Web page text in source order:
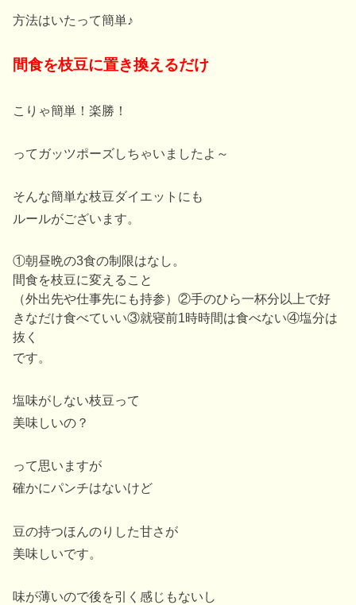
方法はいたって簡単♪
間食を枝豆に置き換えるだけ
こりゃ簡単！楽勝！
ってガッツポーズしちゃいましたよ～
そんな簡単な枝豆ダイエットにも
ルールがございます。
①朝昼晩の3食の制限はなし。
間食を枝豆に変えること
（外出先や仕事先にも持参）②手のひら一杯分以上で好
きなだけ食べていい③就寝前1時時間は食べない④塩分は
抜く
です。
塩味がしない枝豆って
美味しいの？
って思いますが
確かにパンチはないけど
豆の持つほんのりした甘さが
美味しいです。
味が薄いので後を引く感じもないし